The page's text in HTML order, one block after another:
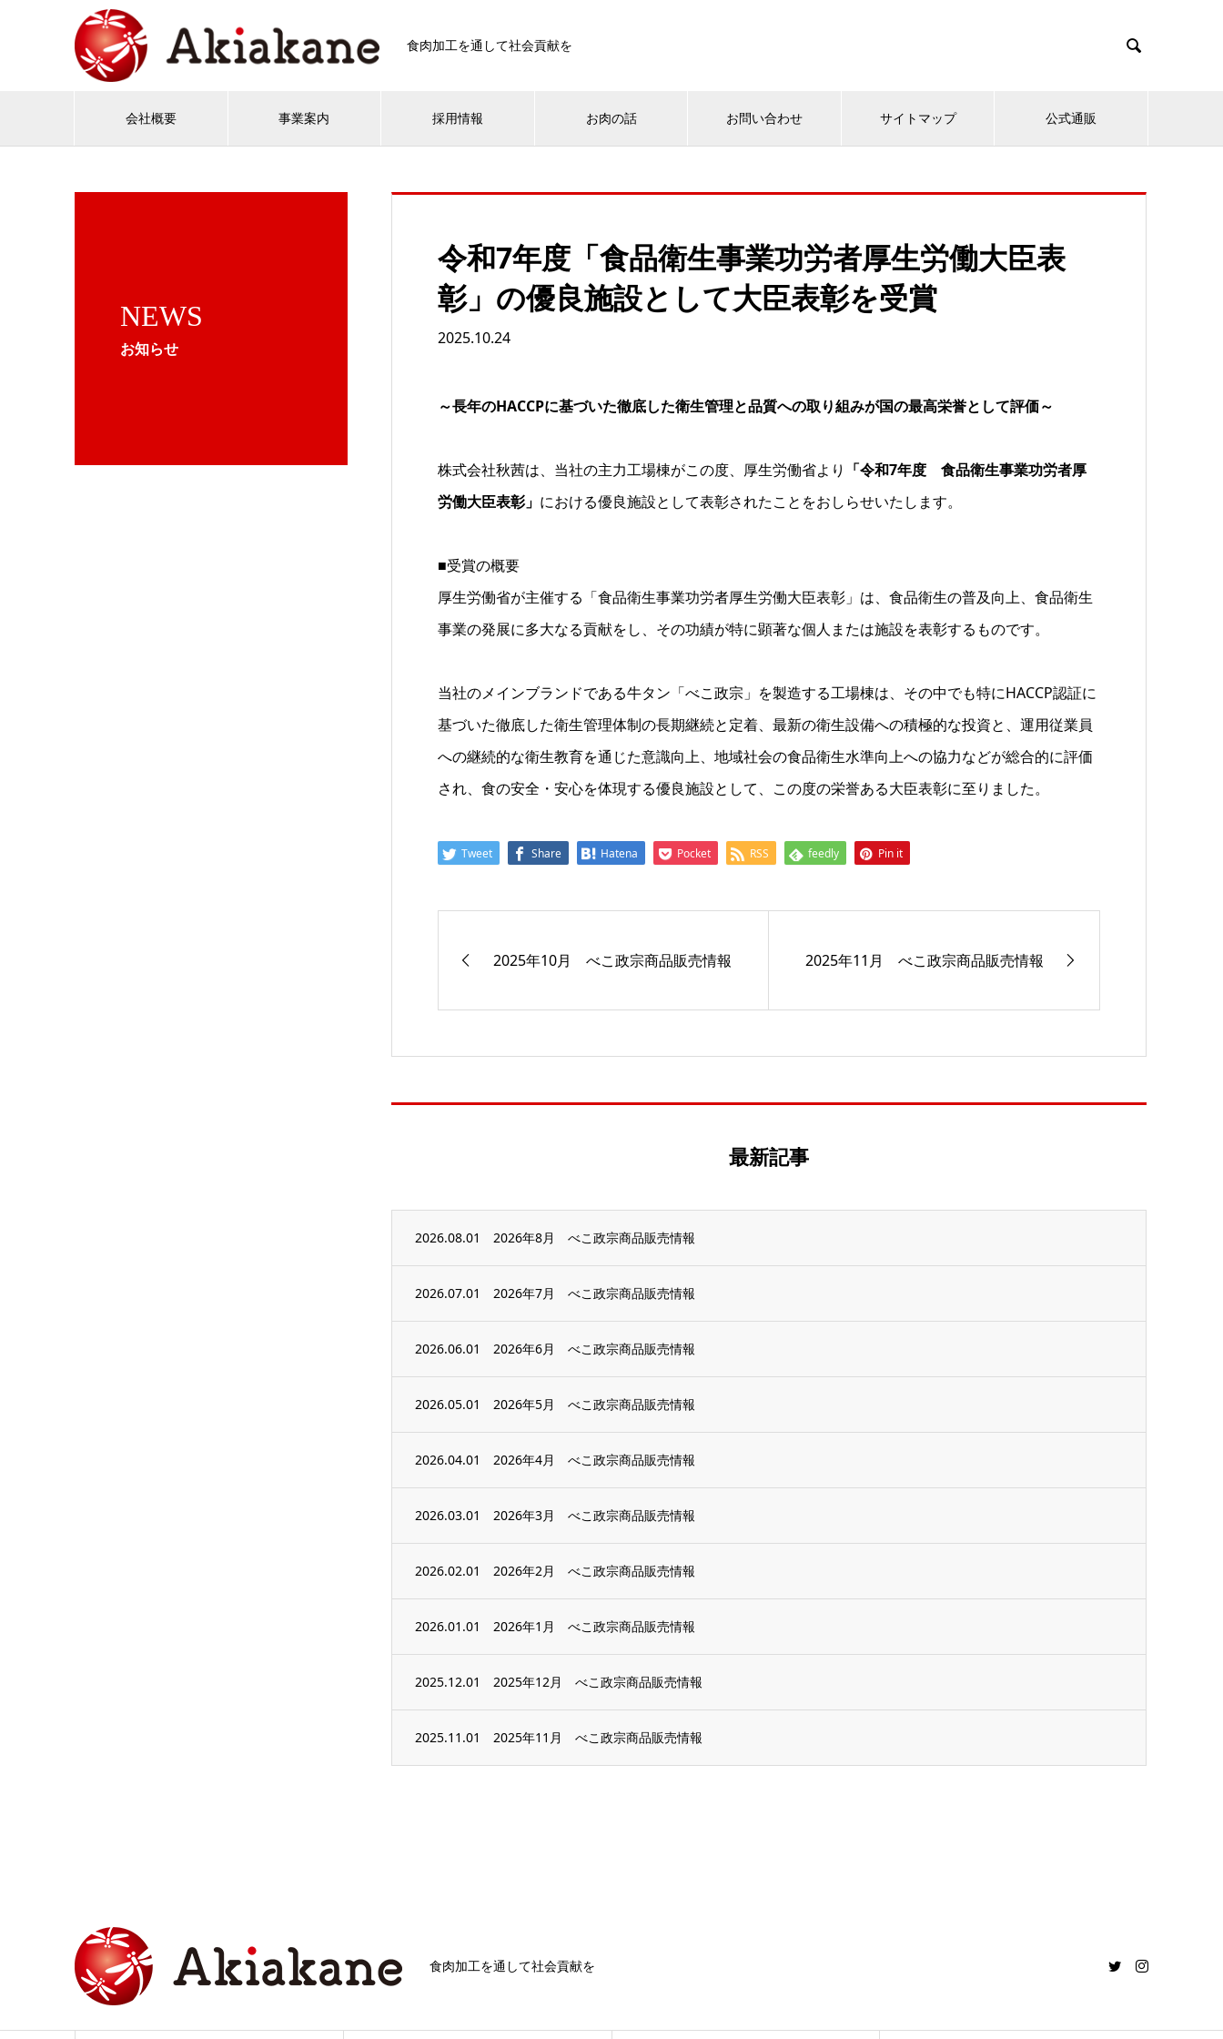
食肉加工を通して社会貢献を 
会社概要 事業案内 採用情報 お肉の話 お問い合わせ サイトマップ 公式通販
NEWS
お知らせ
令和7年度「食品衛生事業功労者厚生労働大臣表
彰」の優良施設として大臣表彰を受賞
2025.10.24
～長年のHACCPに基づいた徹底した衛生管理と品質への取り組みが国の最高栄誉として評価～
株式会社秋茜は、当社の主力工場棟がこの度、厚生労働省より 「令和7年度 食品衛生事業功労者厚
労働大臣表彰」 における優良施設として表彰されたことをおしらせいたします。
■受賞の概要
厚生労働省が主催する「食品衛生事業功労者厚生労働大臣表彰」は、食品衛生の普及向上、食品衛生
事業の発展に多大なる貢献をし、その功績が特に顕著な個人または施設を表彰するものです。
当社のメインブランドである牛タン「べこ政宗」を製造する工場棟は、その中でも特にHACCP認証に
基づいた徹底した衛生管理体制の長期継続と定着、最新の衛生設備への積極的な投資と、運用従業員
への継続的な衛生教育を通じた意識向上、地域社会の食品衛生水準向上への協力などが総合的に評価
され、食の安全・安心を体現する優良施設として、この度の栄誉ある大臣表彰に至りました。
Tweet Share Hatena Pocket RSS feedly Pin it
2025年10月 べこ政宗商品販売情報 2025年11月 べこ政宗商品販売情報
最新記事
2026.08.01 2026年8月 べこ政宗商品販売情報
2026.07.01 2026年7月 べこ政宗商品販売情報
2026.06.01 2026年6月 べこ政宗商品販売情報
2026.05.01 2026年5月 べこ政宗商品販売情報
2026.04.01 2026年4月 べこ政宗商品販売情報
2026.03.01 2026年3月 べこ政宗商品販売情報
2026.02.01 2026年2月 べこ政宗商品販売情報
2026.01.01 2026年1月 べこ政宗商品販売情報
2025.12.01 2025年12月 べこ政宗商品販売情報
2025.11.01 2025年11月 べこ政宗商品販売情報
食肉加工を通して社会貢献を